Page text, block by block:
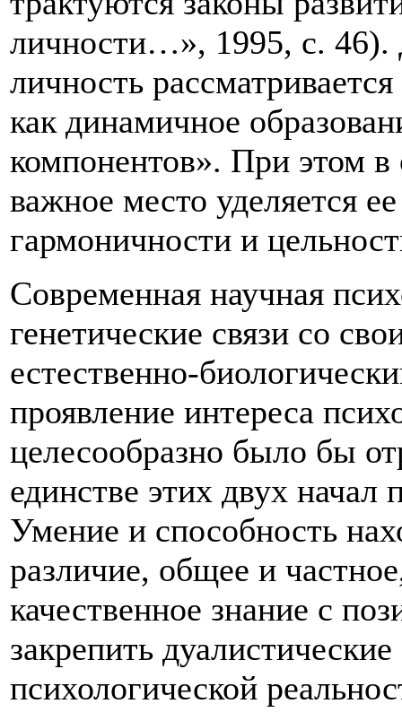
личности…», 1995, с. 46).
личность
как динамичное
компонентов». При этом
важное место уделяется
гармоничности и
Современная научная
генетические связи со
естественно-
проявление интереса
целесообразно было бы
единстве этих двух начал
Умение и способность
различие, общее и
качественное знание с
закрепить
психологической